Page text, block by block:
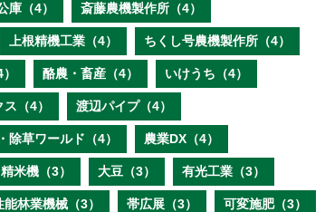
庫（4） 斎藤農機製作所（4）
上根精機工業（4） ちくし号農機製作所（4）
酪農・畜産（4） いけうち（4）
（4） 渡辺パイプ（4）
除草ワールド（4） 農業DX（4）
精米機（3） 大豆（3） 有光工業（3）
能林業機械（3） 帯広展（3） 可変施肥（3）